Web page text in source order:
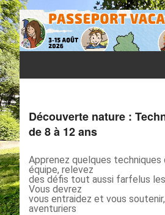
Infos
Programme
Animateurs
Découverte nature :
de 8 à 12 ans
Apprenez quelques
équipe, relevez
des défis tout aussi farfelus
Vous devrez
vous entraidez et vous
aventuriers